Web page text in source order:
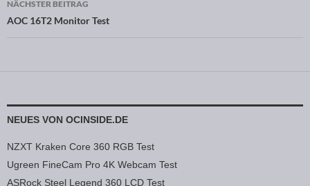
NÄCHSTER BEITRAG
AOC 16T2 Monitor Test
NEUES VON OCINSIDE.DE
NZXT Kraken Core 360 RGB Test
Ugreen FineCam Pro 4K Webcam Test
ASRock Steel Legend 360 LCD Test